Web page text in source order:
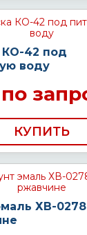
КО-42 под
воду
КУПИТЬ
ХВ-